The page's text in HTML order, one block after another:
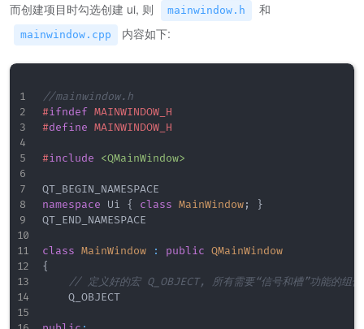
而创建项目时勾选创建 ui, 则 mainwindow.h 和
mainwindow.cpp 内容如下:
//mainwindow.h
#ifndef MAINWINDOW_H
#define MAINWINDOW_H
#include <QMainWindow>
namespace Ui { class MainWindow;
}
QT_END_NAMESPACE
class MainWindow : public QMainWindow
{
// 定义好的宏 Q_OBJECT, 所有需要“信号和槽”功能的组
    Q_OBJECT